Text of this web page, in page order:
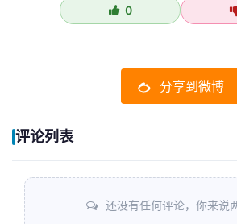
0
分享到微博
评论列表
还没有任何评论，你来说